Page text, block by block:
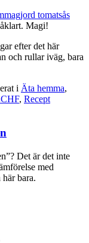
tomatsås
Magi!
efter det här
och rullar iväg, bara
i Äta hemma,
, Recept
Det är det inte
med
bara.